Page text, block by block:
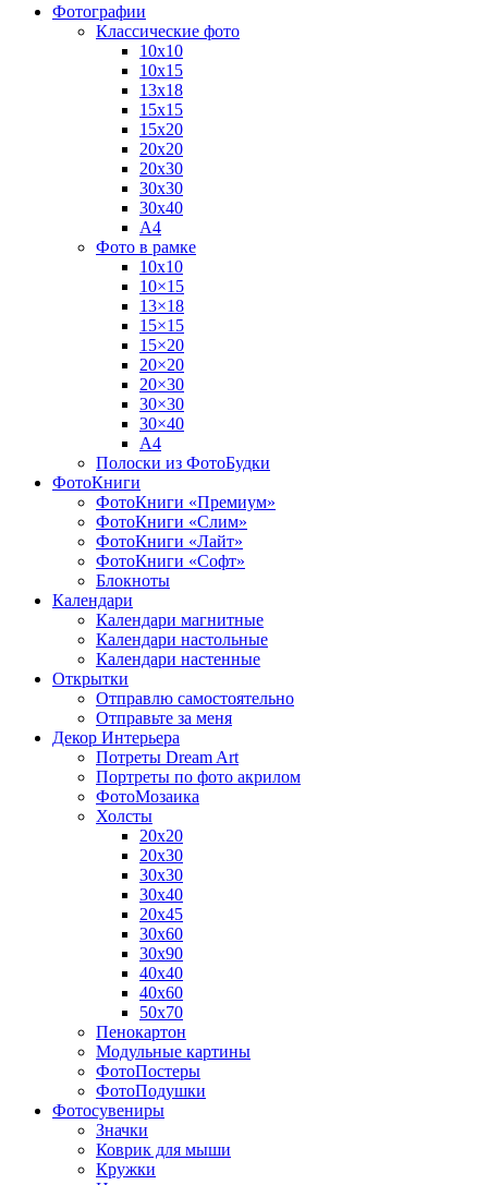
Фотографии
Классические фото
10х10
10х15
13х18
15х15
15х20
20х20
20х30
30х30
30х40
А4
Фото в рамке
10х10
10×15
13×18
15×15
15×20
20×20
20×30
30×30
30×40
A4
Полоски из ФотоБудки
ФотоКниги
ФотоКниги «Премиум»
ФотоКниги «Слим»
ФотоКниги «Лайт»
ФотоКниги «Софт»
Блокноты
Календари
Календари магнитные
Календари настольные
Календари настенные
Открытки
Отправлю самостоятельно
Отправьте за меня
Декор Интерьера
Потреты Dream Art
Портреты по фото акрилом
ФотоМозаика
Холсты
20х20
20х30
30х30
30х40
20х45
30х60
30х90
40х40
40х60
50х70
Пенокартон
Модульные картины
ФотоПостеры
ФотоПодушки
Фотоcувениры
Значки
Коврик для мыши
Кружки